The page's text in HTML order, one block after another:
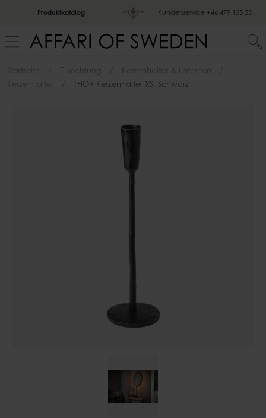
Produktkatalog Kundenservice +46 479 155 55
Startseite Einrichtung
Kerzenhalter & Laternen
Kerzenhalter
THOR Kerzenhalter XS, Schwarz